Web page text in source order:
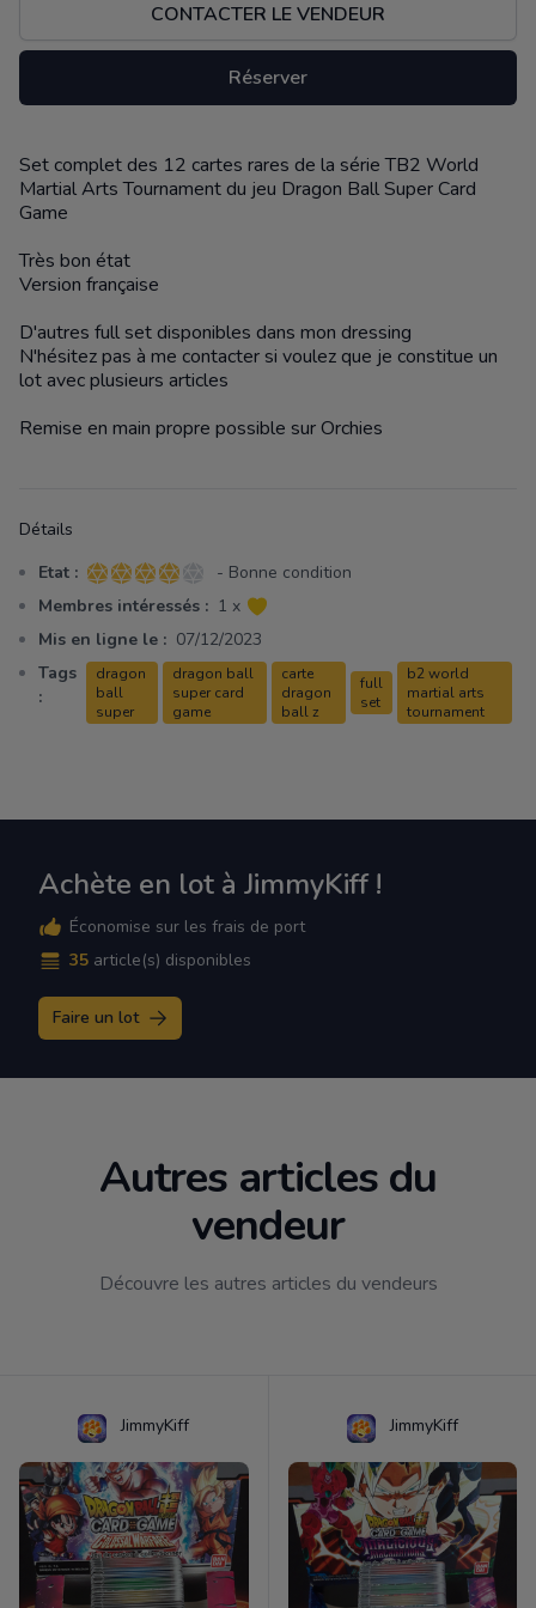
CONTACTER LE VENDEUR
Réserver
Description
Set complet des 12 cartes rares de la série TB2 World
Martial Arts Tournament du jeu Dragon Ball Super Card
Game
Très bon état
Version française
D'autres full set disponibles dans mon dressing
N'hésitez pas à me contacter si voulez que je constitue un
lot avec plusieurs articles
Remise en main propre possible sur Orchies
Détails
Etat : 4 sur 5 étoiles
- Bonne condition
Membres intéressés : 1 x
Mis en ligne le : 07/12/2023
Tags
:
dragon
ball
super
dragon ball
super card
game
carte
dragon
ball z
full
set
b2 world
martial arts
tournament
Achète en lot à JimmyKiff !
Économise sur les frais de port
35 article(s) disponibles
Faire un lot
Autres articles du
vendeur
Découvre les autres articles du vendeurs
JimmyKiff JimmyKiff